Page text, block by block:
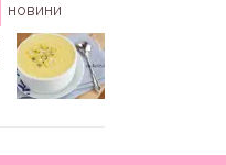
новини